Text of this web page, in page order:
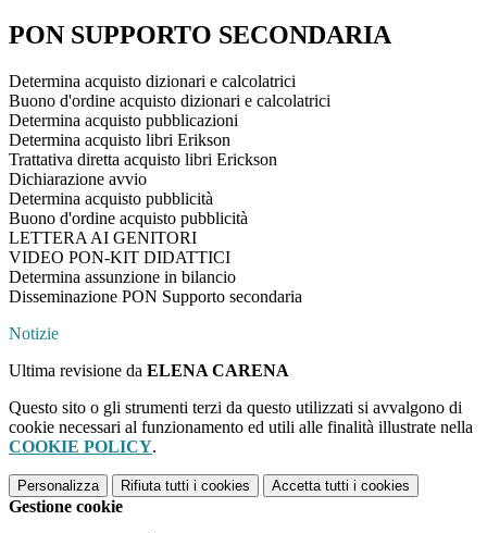
PON SUPPORTO SECONDARIA
Determina acquisto dizionari e calcolatrici
Buono d'ordine acquisto dizionari e calcolatrici
Determina acquisto pubblicazioni
Determina acquisto libri Erikson
Trattativa diretta acquisto libri Erickson
Dichiarazione avvio
Determina acquisto pubblicità
Buono d'ordine acquisto pubblicità
LETTERA AI GENITORI
VIDEO PON-KIT DIDATTICI
Determina assunzione in bilancio
Disseminazione PON Supporto secondaria
Notizie
Ultima revisione da ELENA CARENA
Questo sito o gli strumenti terzi da questo utilizzati si avvalgono di
cookie necessari al funzionamento ed utili alle finalità illustrate nella
COOKIE POLICY.
Personalizza Rifiuta tutti i cookies Accetta tutti i cookies
Gestione cookie